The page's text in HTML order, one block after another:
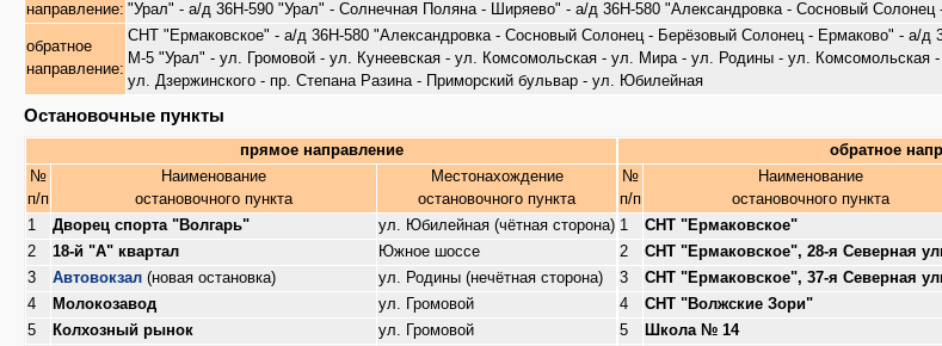
направление: "Урал" - а/д 36Н-590 "Урал" - Солнечная Поляна - Ширяево" - а/д 36Н-580 "Александровка - Сосновый
обратное
направление:
СНТ "Ермаковское" - а/д 36Н-580 "Александровка - Сосновый Солонец - Берёзовый Солонец - Ермаково" -
М-5 "Урал" - ул. Громовой - ул. Кунеевская - ул. Комсомольская - ул. Мира - ул. Родины - ул.
ул. Дзержинского - пр. Степана Разина - Приморский бульвар - ул. Юбилейная
Остановочные пункты
прямое направление
№
п/п
Наименование
остановочного пункта
Местонахождение
остановочного пункта
1
Дворец спорта "Волгарь"
ул. Юбилейная (чётная сторона)
2
18-й "А" квартал
Южное шоссе
3
Автовокзал (новая остановка)
ул. Родины (нечётная сторона)
4
Молокозавод
ул. Громовой
5
Колхозный рынок
ул. Громовой
обратное
№
п/п
Наименование
остановочного пункта
1
СНТ "Ермаковское"
2
СНТ "Ермаковское", 28-я Северная
3
СНТ "Ермаковское", 37-я Северная
4
СНТ "Волжские Зори"
5
Школа № 14